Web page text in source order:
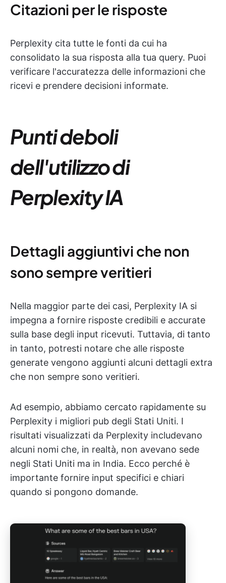
Citazioni per le risposte
Perplexity cita tutte le fonti da cui ha
consolidato la sua risposta alla tua query. Puoi
verificare l'accuratezza delle informazioni che
ricevi e prendere decisioni informate.
Punti deboli
dell'utilizzo di
Perplexity IA
Dettagli aggiuntivi che non
sono sempre veritieri
Nella maggior parte dei casi, Perplexity IA si
impegna a fornire risposte credibili e accurate
sulla base degli input ricevuti. Tuttavia, di tanto
in tanto, potresti notare che alle risposte
generate vengono aggiunti alcuni dettagli extra
che non sempre sono veritieri.
Ad esempio, abbiamo cercato rapidamente su
Perplexity i migliori pub degli Stati Uniti. I
risultati visualizzati da Perplexity includevano
alcuni nomi che, in realtà, non avevano sede
negli Stati Uniti ma in India. Ecco perché è
importante fornire input specifici e chiari
quando si pongono domande.